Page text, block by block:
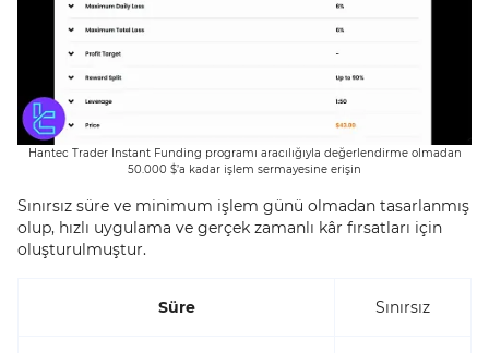
Hantec Trader Instant Funding programı aracılığıyla değerlendirme olmadan
50.000 $’a kadar işlem sermayesine erişin
Sınırsız süre ve minimum işlem günü olmadan tasarlanmış
olup, hızlı uygulama ve gerçek zamanlı kâr fırsatları için
oluşturulmuştur.
Süre Sınırsız